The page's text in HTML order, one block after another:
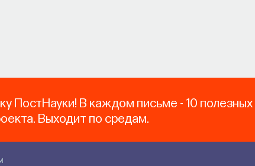
ПостНауки! В каждом письме - 10 полезных
Выходит по средам.